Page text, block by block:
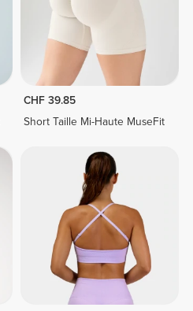
CHF 39.85
Short Taille Mi-Haute MuseFit